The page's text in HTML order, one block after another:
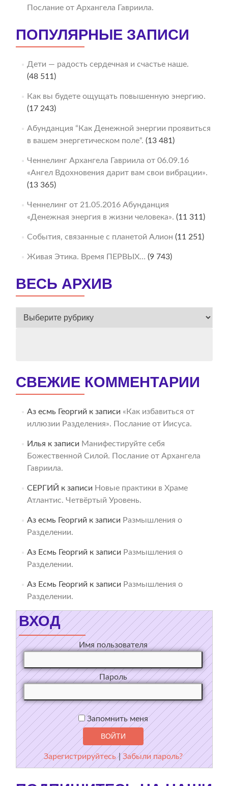
Послание от Архангела Гавриила.
ПОПУЛЯРНЫЕ ЗАПИСИ
Дети — радость сердечная и счастье наше.
(48 511)
Как вы будете ощущать повышенную энергию.
(17 243)
Абунданция “Как Денежной энергии проявиться
в вашем энергетическом поле“. (13 481)
Ченнелинг Архангела Гавриила от 06.09.16
«Ангел Вдохновения дарит вам свои вибрации».
(13 365)
Ченнелинг от 21.05.2016 Абунданция
«Денежная энергия в жизни человека». (11 311)
События, связанные с планетой Алион (11 251)
Живая Этика. Время ПЕРВЫХ… (9 743)
ВЕСЬ АРХИВ
ВЕСЬ
СВЕЖИЕ КОММЕНТАРИИ
Аз есмь Георгий к записи «Как избавиться от
иллюзии Разделения». Послание от Иисуса.
Илья к записи Манифестируйте себя
Божественной Силой. Послание от Архангела
Гавриила.
СЕРГИЙ к записи Новые практики в Храме
Атлантис. Четвёртый Уровень.
Аз есмь Георгий к записи Размышления о
Разделении.
Аз Есмь Георгий к записи Размышления о
Разделении.
Аз Есмь Георгий к записи Размышления о
Разделении.
ВХОД
Имя пользователя
Пароль
Запомнить меня
Зарегистрируйтесь |Забыли пароль?